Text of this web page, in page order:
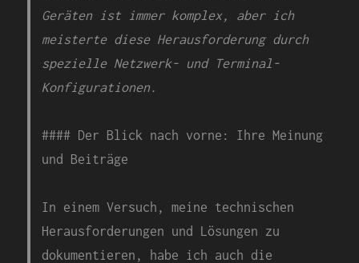
Geräten ist immer komplex, aber ich
meisterte diese Herausforderung durch
spezielle Netzwerk- und Terminal-
Konfigurationen.
#### Der Blick nach vorne: Ihre Meinung
und Beiträge
In einem Versuch, meine technischen
Herausforderungen und Lösungen zu
dokumentieren, habe ich auch die